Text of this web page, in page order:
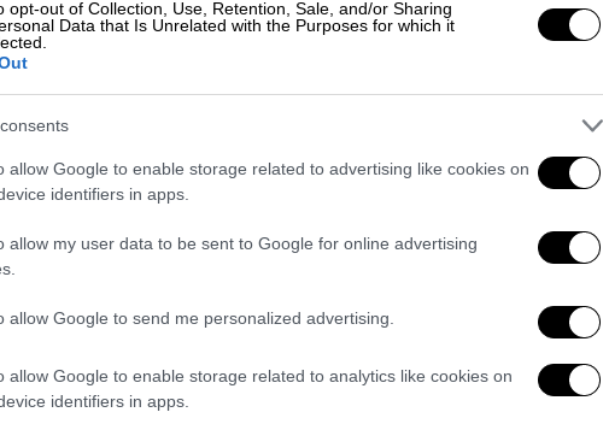
opt-out of Collection, Use, Retention, Sale, and/or Sharing
Data that Is Unrelated with the Purposes for which it
allow Google to enable storage related to advertising like cookies on
identifiers in apps.
allow my user data to be sent to Google for online advertising
allow Google to send me personalized advertising.
allow Google to enable storage related to analytics like cookies on
identifiers in apps.
πρεσβεία, απαντά πως δεν κάλεσαν την
η αδερφή της
τις Αρχές, αναρτήσεις στα
η
ελληνική ΕΜΑΚ βρίσκεται στο
72 ώρες έχουν περάσει, οπότε το να
όπως μετέδωσε νωρίτερα την
στο Χατάι, Μίλτος Σακελλάρης